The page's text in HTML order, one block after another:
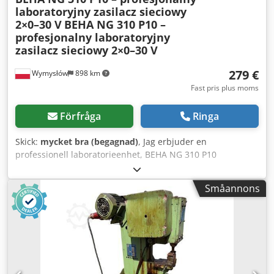
Wymysłów 898 km
laboratoryjny zasilacz sieciowy
2×0–30 V BEHA NG 310 P10 –
profesjonalny laboratoryjny
zasilacz sieciowy 2×0–30 V
279 €
Fast pris plus moms
Förfråga Ringa
Skick: mycket bra (begagnad), Jag erbjuder en
professionell laboratorieenhet, BEHA NG 310 P10
(UNIWATT), till försäljning. Den är avsedd för service-,
laboratorie-, utbildningsändamål samt för testning av
elektronisk utrustning. Enheten har kontrollerats och är i
fullt fungerande skick. Den är utrustad med två oberoende
justerbara utgångar på 0–30 V / 3 A samt en extra
stabiliserad utgång på 5 V / 3 A DC. Enheten har digitala
displayer och möjlighet att mäta spänning och ström.
Höljet har normala användningsspår, vilket syns på
bilderna. Enheten säljs i det skick som visas på bilderna.
Småannons